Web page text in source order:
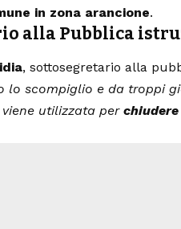
in zona arancione.
alla Pubblica
, sottosegretario alla
lo scompiglio e da troppi
utilizzata per